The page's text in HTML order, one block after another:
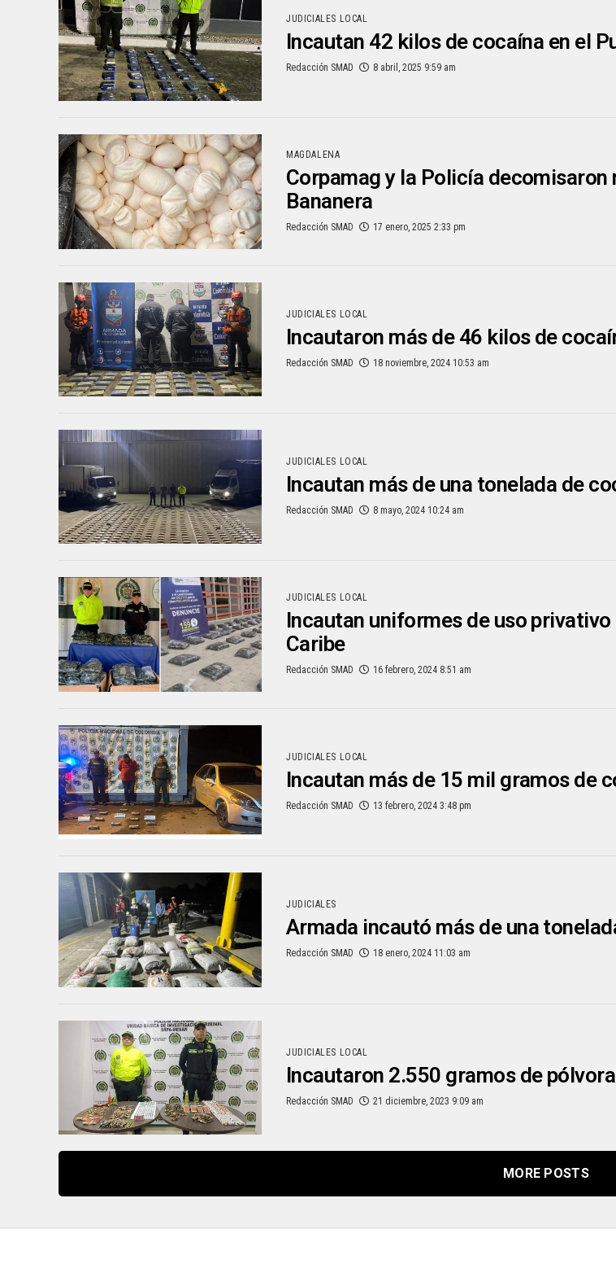
JUDICIALES LOCAL
Incautan 42 kilos de cocaína en el
Redacción SMAD 8 abril, 2025 9:59 am
MAGDALENA
Corpamag y la Policía decomisaron
Bananera
Redacción SMAD 17 enero, 2025 2:33 pm
JUDICIALES LOCAL
Incautaron más de 46 kilos de
Redacción SMAD 18 noviembre, 2024 10:53 am
JUDICIALES LOCAL
Incautan más de una tonelada de
Redacción SMAD 8 mayo, 2024 10:24 am
JUDICIALES LOCAL
Incautan uniformes de uso
Caribe
Redacción SMAD 16 febrero, 2024 8:51 am
JUDICIALES LOCAL
Incautan más de 15 mil gramos de
Redacción SMAD 13 febrero, 2024 3:48 pm
JUDICIALES
Armada incautó más de una
Redacción SMAD 18 enero, 2024 11:03 am
JUDICIALES LOCAL
Incautaron 2.550 gramos de
Redacción SMAD 21 diciembre, 2023 9:09 am
MORE POSTS